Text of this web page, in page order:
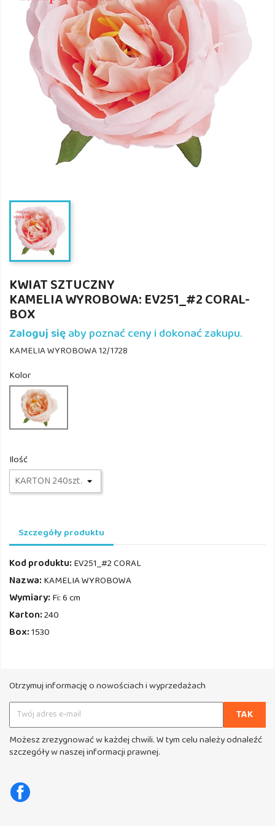
KWIAT SZTUCZNY
KAMELIA WYROBOWA: EV251_#2 CORAL-
BOX
Zaloguj sięaby poznać ceny i dokonać zakupu.
KAMELIA WYROBOWA 12/1728
Kolor
EV251_#2
CORAL
Ilość
Szczegóły produktu
Kod produktu: EV251_#2 CORAL
Nazwa: KAMELIA WYROBOWA
Wymiary: Fi: 6 cm
Karton:240
Box:1530
Otrzymuj informację o nowościach i wyprzedażach
Możesz zrezygnować w każdej chwili. W tym celu należy odnaleźć
szczegóły w naszej informacji prawnej.